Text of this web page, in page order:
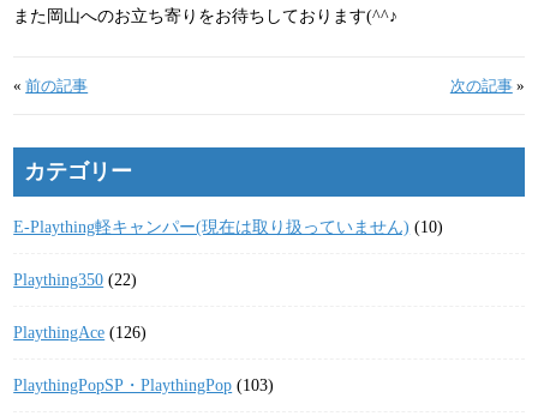
また岡山へのお立ち寄りをお待ちしております(^^♪
«前の記事 次の記事»
カテゴリー
E-Plaything軽キャンパー(現在は取り扱っていません) (10)
Plaything350 (22)
PlaythingAce (126)
PlaythingPopSP・PlaythingPop (103)